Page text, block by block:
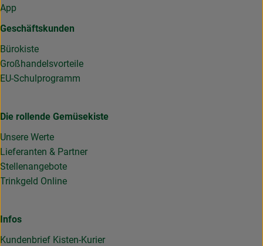
App
Geschäftskunden
Bürokiste
Großhandelsvorteile
EU-Schulprogramm
Die rollende Gemüsekiste
Unsere Werte
Lieferanten & Partner
Stellenangebote
Trinkgeld Online
Infos
Kundenbrief Kisten-Kurier